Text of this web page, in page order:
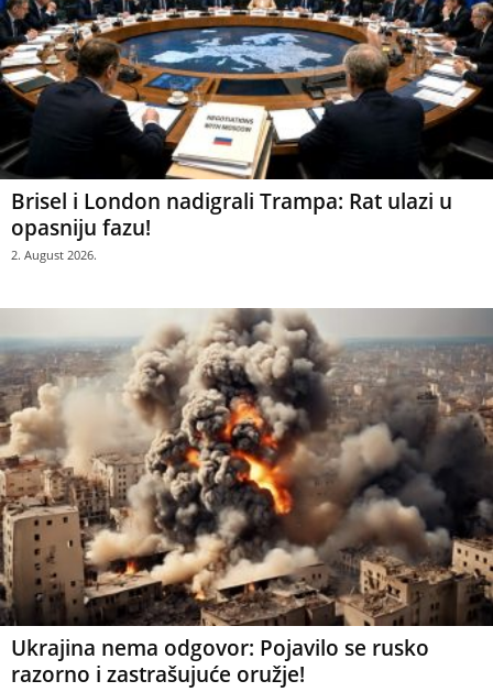
Brisel i London nadigrali Trampa: Rat ulazi u
opasniju fazu!
2. August 2026.
Ukrajina nema odgovor: Pojavilo se rusko
razorno i zastrašujuće oružje!